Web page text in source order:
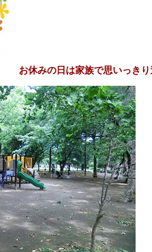
お休みの日は家族で思いっき